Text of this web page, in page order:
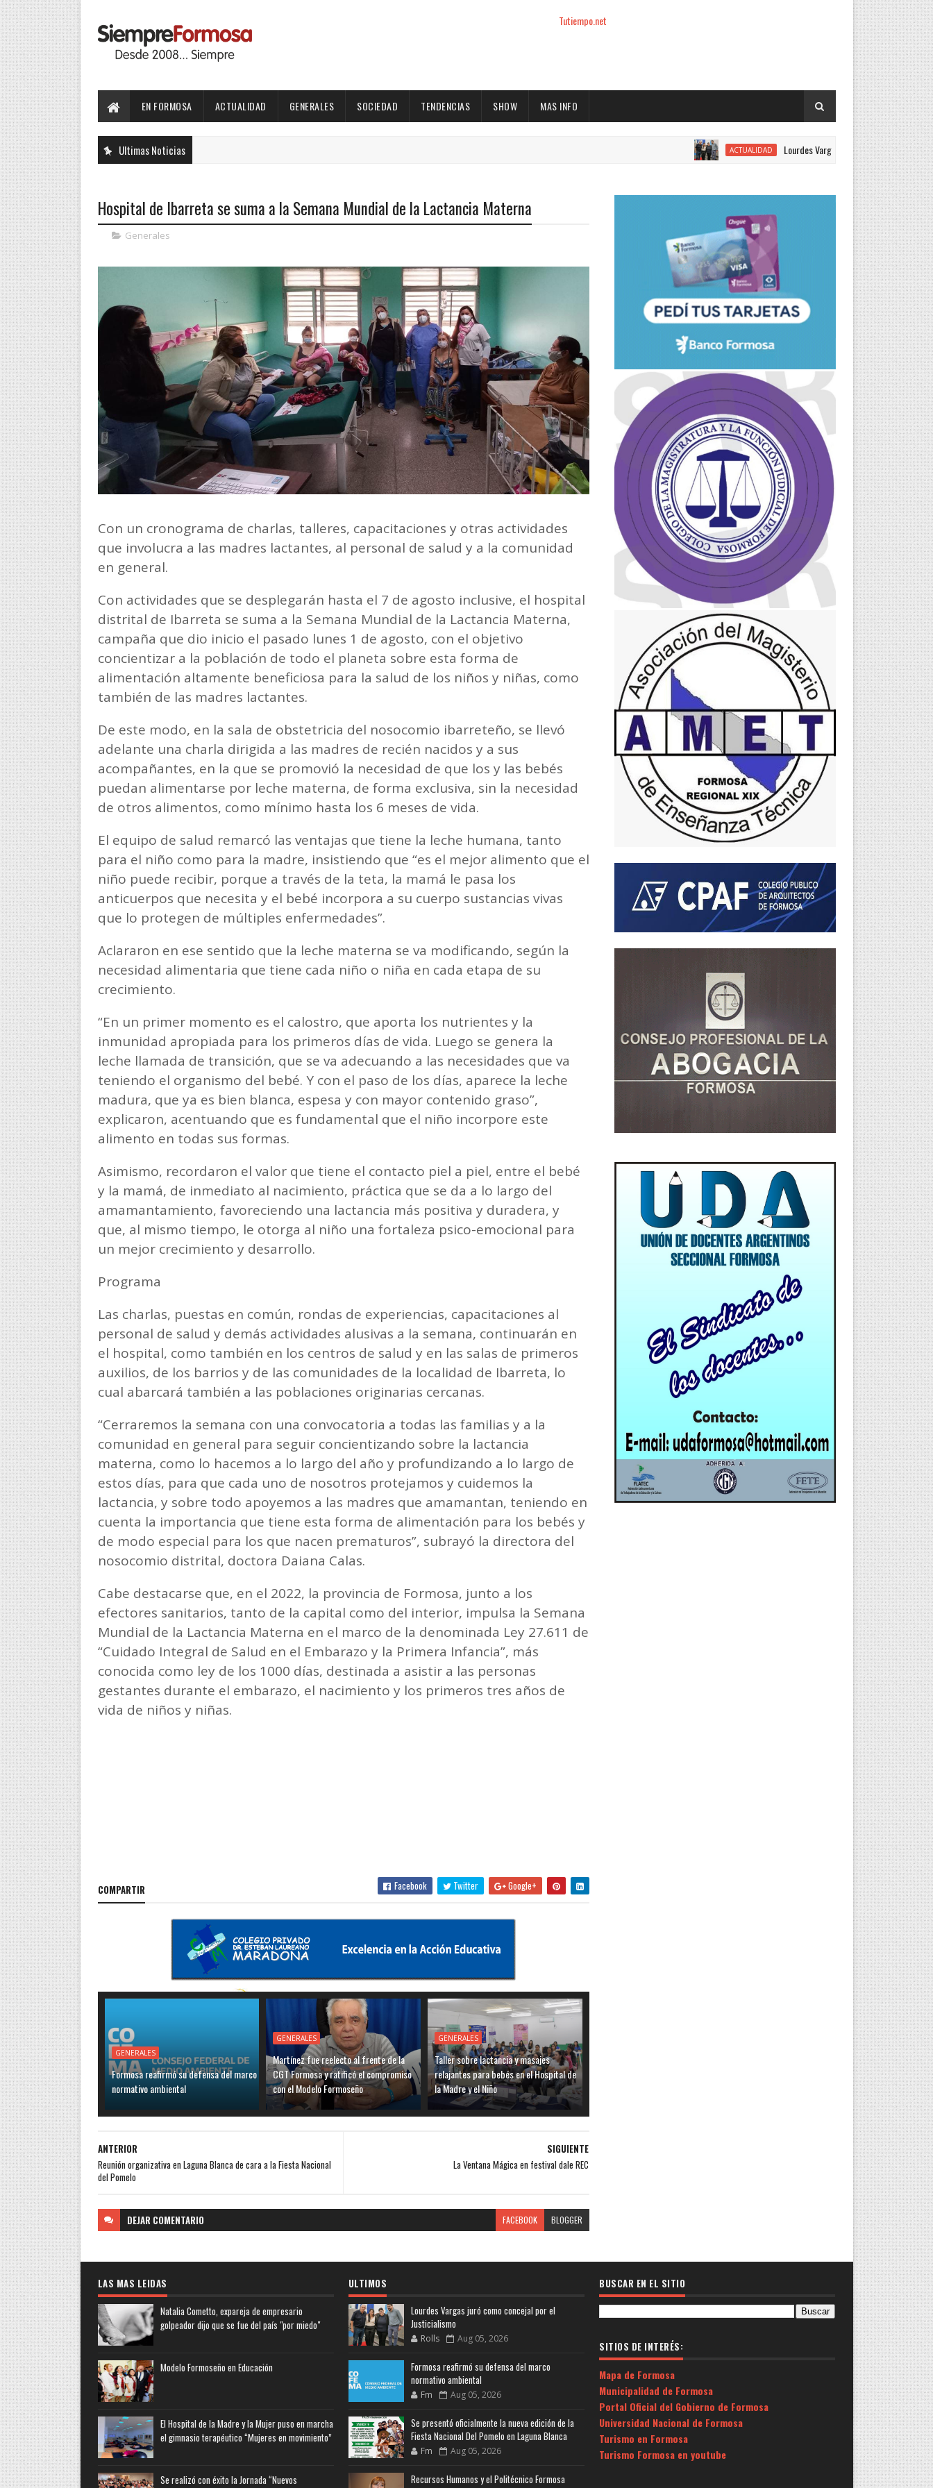
Tutiempo.net
EN FORMOSA ACTUALIDAD GENERALES SOCIEDAD TENDENCIAS SHOW MAS INFO
Ultimas Noticias ACTUALIDAD Lourdes Vargas juró como concejal por el
Hospital de Ibarreta se suma a la Semana Mundial de la Lactancia Materna
Generales
Con un cronograma de charlas, talleres, capacitaciones y otras actividades
que involucra a las madres lactantes, al personal de salud y a la comunidad
en general.
Con actividades que se desplegarán hasta el 7 de agosto inclusive, el hospital
distrital de Ibarreta se suma a la Semana Mundial de la Lactancia Materna,
campaña que dio inicio el pasado lunes 1 de agosto, con el objetivo
concientizar a la población de todo el planeta sobre esta forma de
alimentación altamente beneficiosa para la salud de los niños y niñas, como
también de las madres lactantes.
De este modo, en la sala de obstetricia del nosocomio ibarreteño, se llevó
adelante una charla dirigida a las madres de recién nacidos y a sus
acompañantes, en la que se promovió la necesidad de que los y las bebés
puedan alimentarse por leche materna, de forma exclusiva, sin la necesidad
de otros alimentos, como mínimo hasta los 6 meses de vida.
El equipo de salud remarcó las ventajas que tiene la leche humana, tanto
para el niño como para la madre, insistiendo que “es el mejor alimento que el
niño puede recibir, porque a través de la teta, la mamá le pasa los
anticuerpos que necesita y el bebé incorpora a su cuerpo sustancias vivas
que lo protegen de múltiples enfermedades”.
Aclararon en ese sentido que la leche materna se va modificando, según la
necesidad alimentaria que tiene cada niño o niña en cada etapa de su
crecimiento.
“En un primer momento es el calostro, que aporta los nutrientes y la
inmunidad apropiada para los primeros días de vida. Luego se genera la
leche llamada de transición, que se va adecuando a las necesidades que va
teniendo el organismo del bebé. Y con el paso de los días, aparece la leche
madura, que ya es bien blanca, espesa y con mayor contenido graso”,
explicaron, acentuando que es fundamental que el niño incorpore este
alimento en todas sus formas.
Asimismo, recordaron el valor que tiene el contacto piel a piel, entre el bebé
y la mamá, de inmediato al nacimiento, práctica que se da a lo largo del
amamantamiento, favoreciendo una lactancia más positiva y duradera, y
que, al mismo tiempo, le otorga al niño una fortaleza psico-emocional para
un mejor crecimiento y desarrollo.
Programa
Las charlas, puestas en común, rondas de experiencias, capacitaciones al
personal de salud y demás actividades alusivas a la semana, continuarán en
el hospital, como también en los centros de salud y en las salas de primeros
auxilios, de los barrios y de las comunidades de la localidad de Ibarreta, lo
cual abarcará también a las poblaciones originarias cercanas.
“Cerraremos la semana con una convocatoria a todas las familias y a la
comunidad en general para seguir concientizando sobre la lactancia
materna, como lo hacemos a lo largo del año y profundizando a lo largo de
estos días, para que cada uno de nosotros protejamos y cuidemos la
lactancia, y sobre todo apoyemos a las madres que amamantan, teniendo en
cuenta la importancia que tiene esta forma de alimentación para los bebés y
de modo especial para los que nacen prematuros”, subrayó la directora del
nosocomio distrital, doctora Daiana Calas.
Cabe destacarse que, en el 2022, la provincia de Formosa, junto a los
efectores sanitarios, tanto de la capital como del interior, impulsa la Semana
Mundial de la Lactancia Materna en el marco de la denominada Ley 27.611 de
“Cuidado Integral de Salud en el Embarazo y la Primera Infancia”, más
conocida como ley de los 1000 días, destinada a asistir a las personas
gestantes durante el embarazo, el nacimiento y los primeros tres años de
vida de niños y niñas.
COMPARTIR Facebook Twitter Google+
GENERALES
Formosa reafirmó su defensa del marco
normativo ambiental
GENERALES
Martínez fue reelecto al frente de la
CGT Formosa y ratificó el compromiso
con el Modelo Formoseño
GENERALES
Taller sobre lactancia y masajes
relajantes para bebés en el Hospital de
la Madre y el Niño
SIGUIENTE
La Ventana Mágica en festival dale REC
ANTERIOR
Reunión organizativa en Laguna Blanca de cara a la Fiesta Nacional
del Pomelo
DEJAR COMENTARIO FACEBOOK BLOGGER
LAS MAS LEIDAS
Natalia Cometto, expareja de empresario
golpeador dijo que se fue del país "por miedo"
Modelo Formoseño en Educación
El Hospital de la Madre y la Mujer puso en marcha
el gimnasio terapéutico “Mujeres en movimiento”
Se realizó con éxito la Jornada “Nuevos
ULTIMOS
Lourdes Vargas juró como concejal por el
Justicialismo
Rolls Aug 05, 2026
Formosa reafirmó su defensa del marco
normativo ambiental
Fm Aug 05, 2026
Se presentó oficialmente la nueva edición de la
Fiesta Nacional Del Pomelo en Laguna Blanca
Fm Aug 05, 2026
Recursos Humanos y el Politécnico Formosa
BUSCAR EN EL SITIO
SITIOS DE INTERÉS:
Mapa de Formosa
Municipalidad de Formosa
Portal Oficial del Gobierno de Formosa
Universidad Nacional de Formosa
Turismo en Formosa
Turismo Formosa en youtube